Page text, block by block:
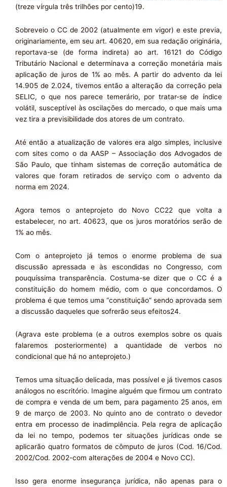
(treze vírgula três trilhões por cento)19.
Sobreveio o CC de 2002 (atualmente em vigor) e este previa,
originariamente, em seu art. 40620, em sua redação originária,
reportava-se (de forma indireta) ao art. 16121 do Código
Tributário Nacional e determinava a correção monetária mais
aplicação de juros de 1% ao mês. A partir do advento da lei
14.905 de 2.024, tivemos então a alteração da correção pela
SELIC, o que nos parece temerário, por tratar-se de índice
volátil, susceptível às oscilações do mercado, o que mais uma
vez tira a previsibilidade dos atores de um contrato.
Até então a atualização de valores era algo simples, inclusive
com sites como o da AASP – Associação dos Advogados de
São Paulo, que tinham sistemas de correção automática de
valores que foram retirados de serviço com o advento da
norma em 2024.
Agora temos o anteprojeto do Novo CC22 que volta a
estabelecer, no art. 40623, que os juros moratórios serão de
1% ao mês.
Com o anteprojeto já temos o enorme problema de sua
discussão apressada e às escondidas no Congresso, com
pouquíssima transparência. Costuma-se dizer que o CC é a
constituição do homem médio, com o que concordamos. O
problema é que temos uma “constituição” sendo aprovada sem
a discussão daqueles que sofrerão seus efeitos24.
(Agrava este problema (e a outros exemplos sobre os quais
falaremos posteriormente) a quantidade de verbos no
condicional que há no anteprojeto.)
Temos uma situação delicada, mas possível e já tivemos casos
análogos no escritório. Imagine alguém que firmou um contrato
de compra e venda de um bem, para pagamento 25 anos, em
9 de março de 2003. No quinto ano de contrato o devedor
entra em processo de inadimplência. Pela regra de aplicação
da lei no tempo, podemos ter situações jurídicas onde se
aplicarão quatro formatos de cômputo de juros (Cod. 16/Cod.
2002/Cod. 2002-com alterações de 2004 e Novo CC).
Isso gera enorme insegurança jurídica, não apenas para o